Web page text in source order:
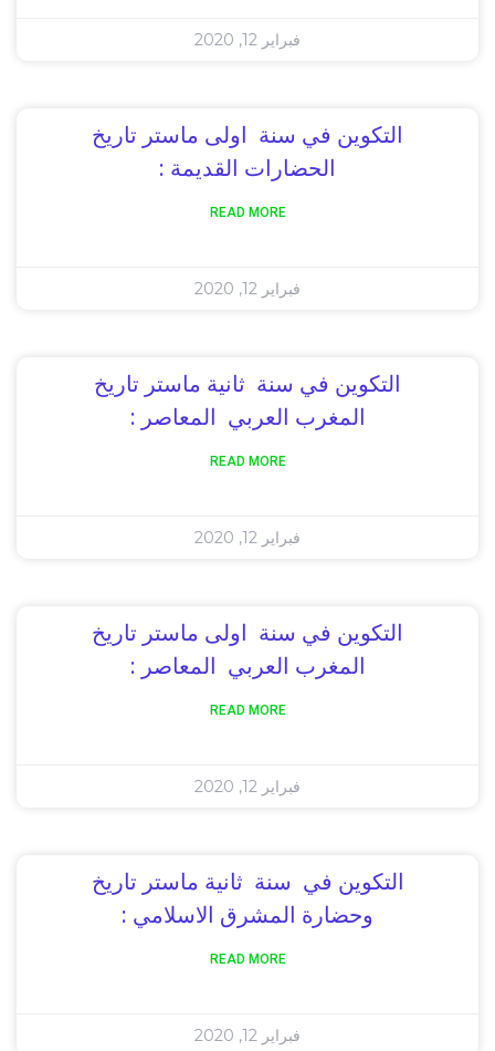
فبراير 12, 2020
التكوين في سنة اولى ماستر تاريخ
الحضارات القديمة :
READ MORE
فبراير 12, 2020
التكوين في سنة ثانية ماستر تاريخ
المغرب العربي المعاصر :
READ MORE
فبراير 12, 2020
التكوين في سنة اولى ماستر تاريخ
المغرب العربي المعاصر :
READ MORE
فبراير 12, 2020
التكوين في سنة ثانية ماستر تاريخ
وحضارة المشرق الاسلامي :
READ MORE
فبراير 12, 2020